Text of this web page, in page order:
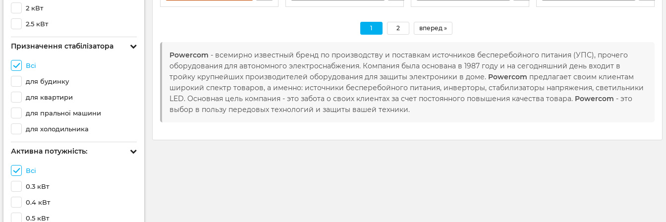
2 кВт
2.5 кВт
Призначення стабілізатора
Всі
для будинку
для квартири
для пральної машини
для холодильника
Активна потужність:
Всі
0.3 кВт
0.4 кВт
0.5 кВт
1 2 вперед »
Powercom - всемирно известный бренд по производству и поставкам источников бесперебойного питания (УПС), прочего
оборудования для автономного электроснабжения. Компания была основана в 1987 году и на сегодняшний день входит в
тройку крупнейших производителей оборудования для защиты электроники в доме. Powercom предлагает своим клиентам
широкий спектр товаров, а именно: источники бесперебойного питания, инверторы, стабилизаторы напряжения, светильники
LED. Основная цель компания - это забота о своих клиентах за счет постоянного повышения качества товара. Powercom - это
выбор в пользу передовых технологий и защиты вашей техники.